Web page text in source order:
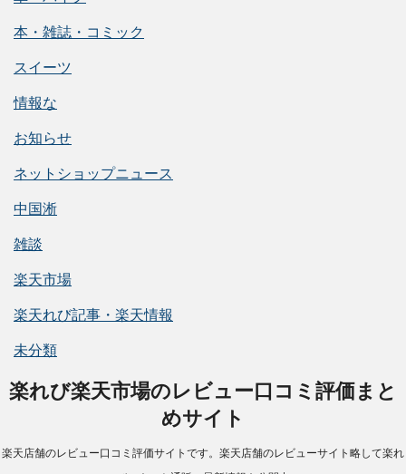
本・雑誌・コミック
スイーツ
情報な
お知らせ
ネットショップニュース
中国淅
雑談
楽天市場
楽天れび記事・楽天情報
未分類
楽れび楽天市場のレビュー口コミ評価まと
めサイト
楽天店舗のレビュー口コミ評価サイトです。楽天店舗のレビューサイト略して楽れ